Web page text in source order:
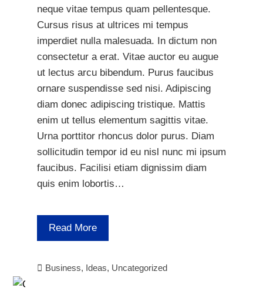
neque vitae tempus quam pellentesque.
Cursus risus at ultrices mi tempus
imperdiet nulla malesuada. In dictum non
consectetur a erat. Vitae auctor eu augue
ut lectus arcu bibendum. Purus faucibus
ornare suspendisse sed nisi. Adipiscing
diam donec adipiscing tristique. Mattis
enim ut tellus elementum sagittis vitae.
Urna porttitor rhoncus dolor purus. Diam
sollicitudin tempor id eu nisl nunc mi ipsum
faucibus. Facilisi etiam dignissim diam
quis enim lobortis…
Read More
Business, Ideas, Uncategorized